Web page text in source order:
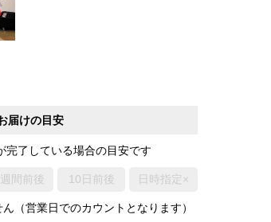
届けの目安
了している場合の目安です
間前後 10日前後 日時指定×
（営業日でのカウントとなります）